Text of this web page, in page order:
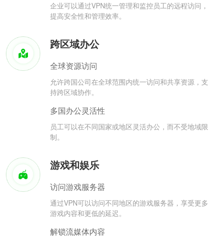
企业可以通过VPN统一管理和监控员工的远程访问，
提高安全性和管理效率。
跨区域办公
全球资源访问
允许跨国公司在全球范围内统一访问和共享资源，支
持跨区域协作。
多国办公灵活性
员工可以在不同国家或地区灵活办公，而不受地域限
制。
游戏和娱乐
访问游戏服务器
通过VPN可以访问不同地区的游戏服务器，享受更多
游戏内容和更低的延迟。
解锁流媒体内容